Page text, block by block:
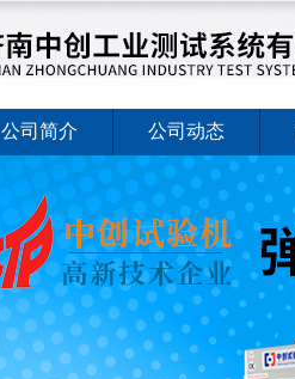
公司简介 公司动态